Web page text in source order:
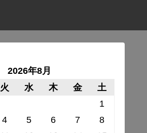
2026年8月
火 水 木 金
土
1
4 5 6 7
8